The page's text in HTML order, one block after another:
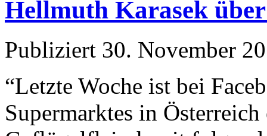
Hellmuth Karasek
Publiziert 30. November
“Letzte Woche ist bei
Supermarktes in